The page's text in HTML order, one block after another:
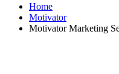
Home
Motivator
Motivator Marketing